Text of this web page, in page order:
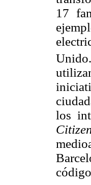
17
Unido.
los